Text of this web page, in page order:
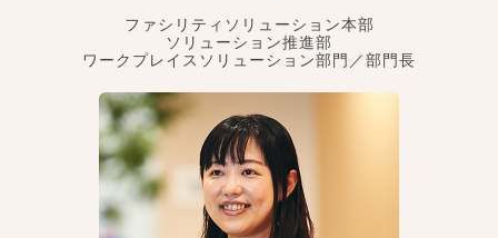
ファシリティソリューション本部
ソリューション推進部
ワークプレイスソリューション部門／部門長